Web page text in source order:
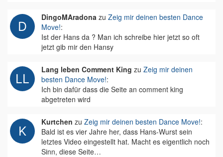
DingoMAradona zu Zeig mir deinen besten Dance
Move!:
Ist der Hans da ? Man ich schreibe hier jetzt so oft
jetzt gib mir den Hansy
Lang leben Comment King zu Zeig mir deinen
besten Dance Move!:
Ich bin dafür dass die Seite an comment king
abgetreten wird
Kurtchen zu Zeig mir deinen besten Dance Move!:
Bald ist es vier Jahre her, dass Hans-Wurst sein
letztes Video eingestellt hat. Macht es eigentlich noch
Sinn, diese Seite…